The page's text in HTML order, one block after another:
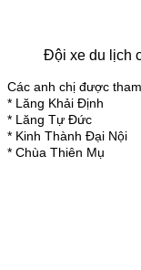
Đội xe du lịch
Các anh chị được
* Lăng Khải Định
* Lăng Tự Đức
* Kinh Thành Đại Nội
* Chùa Thiên Mụ